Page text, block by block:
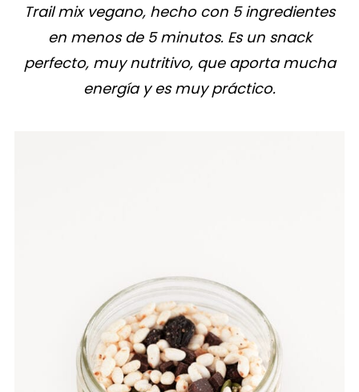
Trail mix vegano, hecho con 5 ingredientes
en menos de 5 minutos. Es un snack
perfecto, muy nutritivo, que aporta mucha
energía y es muy práctico.